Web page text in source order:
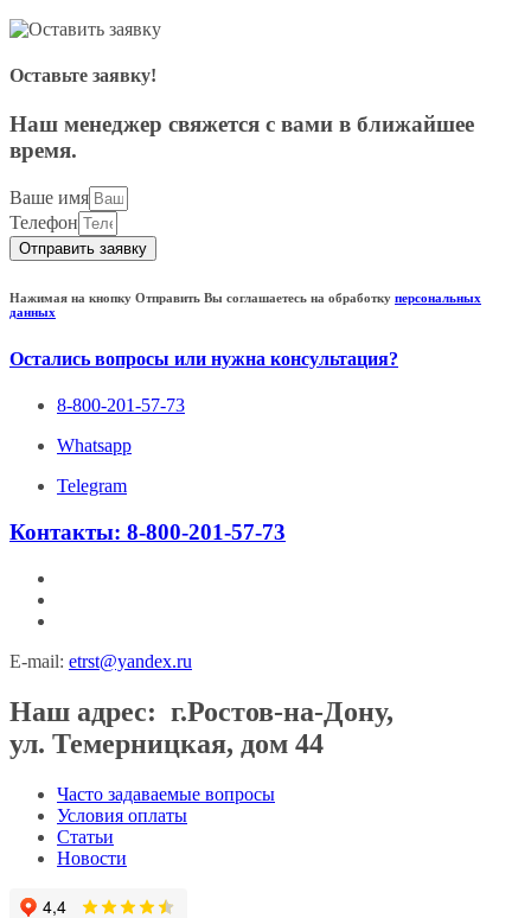
Оставьте заявку!
Наш менеджер свяжется с вами в ближайшее
время.
Ваше имя
Телефон
Отправить заявку
Нажимая на кнопку Отправить Вы соглашаетесь на обработку персональных
данных
Остались вопросы или нужна консультация?
8-800-201-57-73
Whatsapp
Telegram
Контакты: 8-800-201-57-73
E-mail: etrst@yandex.ru
Наш адрес: г.Ростов-на-Дону,
ул. Темерницкая, дом 44
Часто задаваемые вопросы
Условия оплаты
Статьи
Новости